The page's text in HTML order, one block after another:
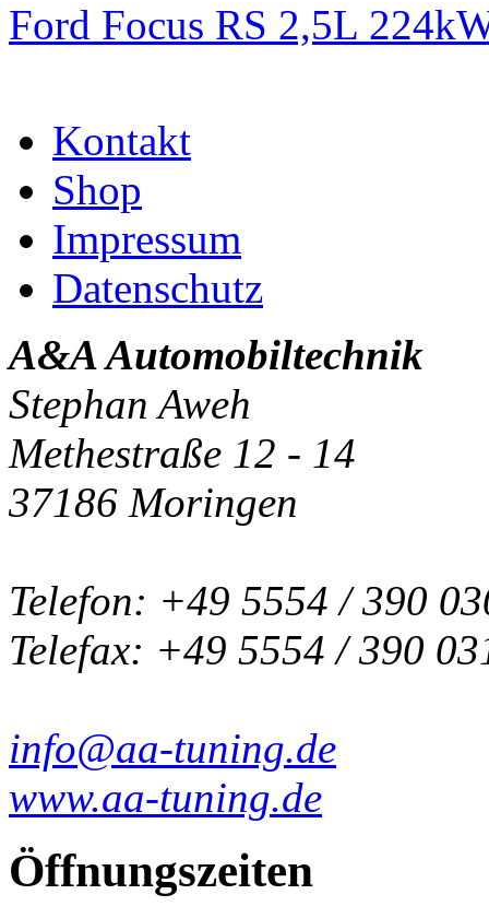
Ford Focus RS 2,5L
Kontakt
Shop
Impressum
Datenschutz
A&A Automobiltechnik
Stephan Aweh
Methestraße 12 - 14
37186 Moringen
Telefon: +49 5554 / 390
Telefax: +49 5554 / 390
info@aa-tuning.de
www.aa-tuning.de
Öffnungszeiten